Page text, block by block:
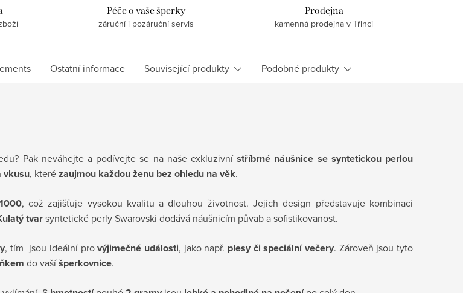
Péče o vaše šperky
záruční i pozáruční servis
Prodejna
kamenná prodejna v Třinci
Ostatní informace Související produkty Podobné produkty
Pak neváhejte a podívejte se na naše exkluzivnístříbrné náušnice se syntetickou perlou
vkusu, kterézaujmou každou ženu bez ohledu na věk.
, což zajišťuje vysokou kvalitu a dlouhou životnost. Jejich design představuje kombinaci
tvarsyntetické perly Swarovski dodává náušnicím půvab a sofistikovanost.
, tím jsou ideální provýjimečné události, jako např. plesy či speciální večery. Zároveň jsou tyto
do vašíšperkovnice.